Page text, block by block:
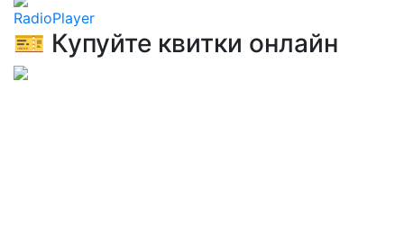
RadioPlayer
🎫 Купуйте квитки онлайн